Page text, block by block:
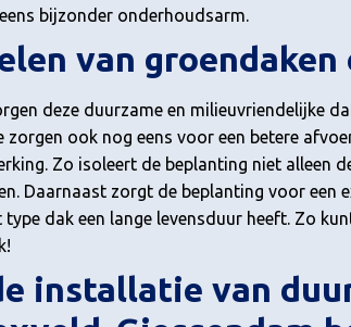
bijzonder onderhoudsarm.
van groendaken
deze duurzame en milieuvriendelijke
zorgen ook nog eens voor een betere
Zo isoleert de beplanting niet alleen
Daarnaast zorgt de beplanting voor een
dak een lange levensduur heeft. Zo
installatie van